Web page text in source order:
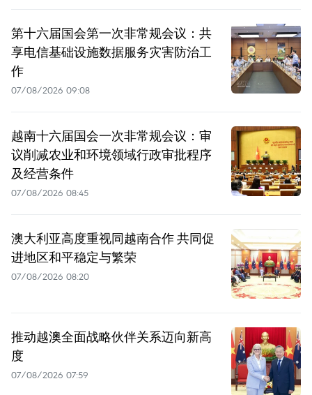
第十六届国会第一次非常规会议：共
享电信基础设施数据服务灾害防治工
作
07/08/2026 09:08
越南十六届国会一次非常规会议：审
议削减农业和环境领域行政审批程序
及经营条件
07/08/2026 08:45
澳大利亚高度重视同越南合作 共同促
进地区和平稳定与繁荣
07/08/2026 08:20
推动越澳全面战略伙伴关系迈向新高
度
07/08/2026 07:59